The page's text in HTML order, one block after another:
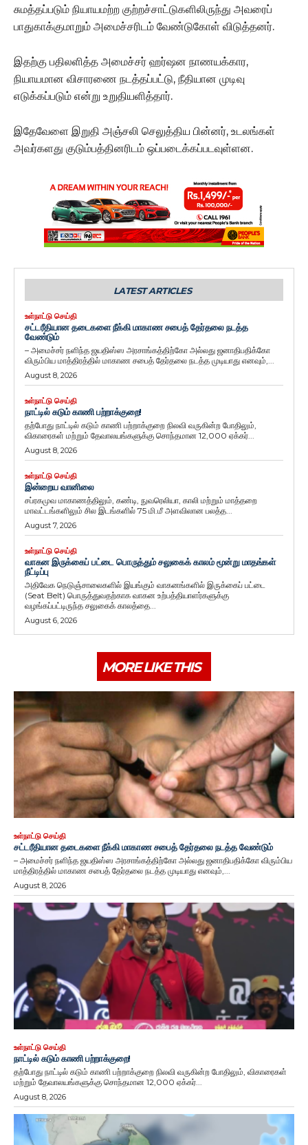
சுமத்தப்படும் நியாயமற்ற குற்றச்சாட்டுகளிலிருந்து அவரைப்
பாதுகாக்குமாறும் அமைச்சரிடம் வேண்டுகோள் விடுத்தனர்.
இதற்கு பதிலளித்த அமைச்சர் ஹர்ஷன நாணயக்கார,
நியாயமான விசாரணை நடத்தப்பட்டு, நீதியான முடிவு
எடுக்கப்படும் என்று உறுதியளித்தார்.
இதேவேளை இறுதி அஞ்சலி செலுத்திய பின்னர், உடலங்கள்
அவர்களது குடும்பத்தினரிடம் ஒப்படைக்கப்படவுள்ளன.
LATEST ARTICLES
உள்நாட்டு செய்தி
சட்டரீதியான தடைகளை நீக்கி மாகாண சபைத் தேர்தலை நடத்த
வேண்டும்
– அமைச்சர் நளிந்த ஜயதிஸ்ஸ அரசாங்கத்திற்கோ அல்லது ஜனாதிபதிக்கோ
விரும்பிய மாத்திரத்தில் மாகாண சபைத் தேர்தலை நடத்த முடியாது எனவும்,...
August 8, 2026
உள்நாட்டு செய்தி
நாட்டில் கடும் காணி பற்றாக்குறை!
தற்போது நாட்டில் கடும் காணி பற்றாக்குறை நிலவி வருகின்ற போதிலும்,
விகாரைகள் மற்றும் தேவாலயங்களுக்கு சொந்தமான 12,000 ஏக்கர்...
August 8, 2026
உள்நாட்டு செய்தி
இன்றைய வானிலை
சப்ரகமுவ மாகாணத்திலும், கண்டி, நுவரெலியா, காலி மற்றும் மாத்தறை
மாவட்டங்களிலும் சில இடங்களில் 75 மி.மீ அளவிலான பலத்த...
August 7, 2026
உள்நாட்டு செய்தி
வாகன இருக்கைப் பட்டை பொருத்தும் சலுகைக் காலம் மூன்று மாதங்கள்
நீட்டிப்பு
அதிவேக நெடுஞ்சாலைகளில் இயங்கும் வாகனங்களில் இருக்கைப் பட்டை
(Seat Belt) பொருத்துவதற்காக வாகன உற்பத்தியாளர்களுக்கு
வழங்கப்பட்டிருந்த சலுகைக் காலத்தை...
August 6, 2026
MORE LIKE THIS
உள்நாட்டு செய்தி
சட்டரீதியான தடைகளை நீக்கி மாகாண சபைத் தேர்தலை நடத்த வேண்டும்
– அமைச்சர் நளிந்த ஜயதிஸ்ஸ அரசாங்கத்திற்கோ அல்லது ஜனாதிபதிக்கோ விரும்பிய
மாத்திரத்தில் மாகாண சபைத் தேர்தலை நடத்த முடியாது எனவும்,...
August 8, 2026
உள்நாட்டு செய்தி
நாட்டில் கடும் காணி பற்றாக்குறை!
தற்போது நாட்டில் கடும் காணி பற்றாக்குறை நிலவி வருகின்ற போதிலும், விகாரைகள்
மற்றும் தேவாலயங்களுக்கு சொந்தமான 12,000 ஏக்கர்...
August 8, 2026